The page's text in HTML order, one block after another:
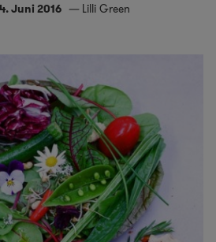
Juni 2016 Lilli Green